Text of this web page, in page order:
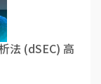
法 (dSEC) 高